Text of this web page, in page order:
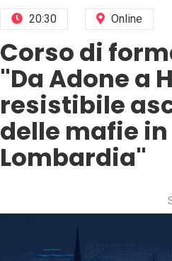
20:30 Online
Corso di
"Da Adone a
resistibile
delle mafie in
Lombardia"